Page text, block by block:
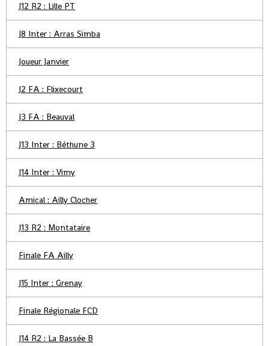
J12 R2 : Lille PT
J8 Inter : Arras Simba
Joueur Janvier
J2 FA : Flixecourt
J3 FA : Beauval
J13 Inter : Béthune 3
J14 Inter : Vimy
Amical : Ailly Clocher
J13 R2 : Montataire
Finale FA Ailly
J15 Inter : Grenay
Finale Régionale FCD
J14 R2 : La Bassée B